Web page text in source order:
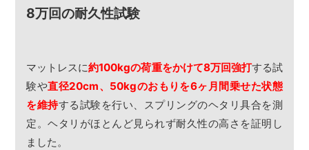
8万回の耐久性試験
マットレスに約100kgの荷重をかけて8万回強打する試
験や直径20cm、50kgのおもりを6ヶ月間乗せた状態
を維持する試験を行い、スプリングのヘタリ具合を測
定。ヘタリがほとんど見られず耐久性の高さを証明し
ました。